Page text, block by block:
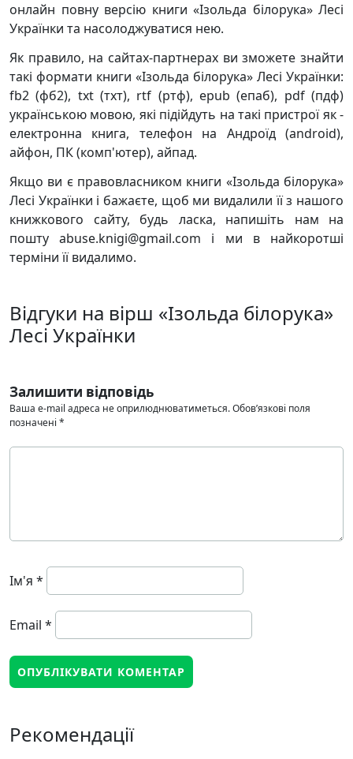
онлайн повну версію книги «Ізольда білорука» Лесі
Українки та насолоджуватися нею.
Як правило, на сайтах-партнерах ви зможете знайти
такі формати книги «Ізольда білорука» Лесі Українки:
fb2 (фб2), txt (тхт), rtf (ртф), epub (епаб), pdf (пдф)
українською мовою, які підійдуть на такі пристрої як -
електронна книга, телефон на Андроїд (android),
айфон, ПК (комп'ютер), айпад.
Якщо ви є правовласником книги «Ізольда білорука»
Лесі Українки і бажаєте, щоб ми видалили її з нашого
книжкового сайту, будь ласка, напишіть нам на
пошту abuse.knigi@gmail.com і ми в найкоротші
терміни її видалимо.
Відгуки на вірш «Ізольда білорука»
Лесі Українки
Залишити відповідь
Ваша e-mail адреса не оприлюднюватиметься.Обов’язкові поля
позначені *
Ім'я *
Email *
Рекомендації